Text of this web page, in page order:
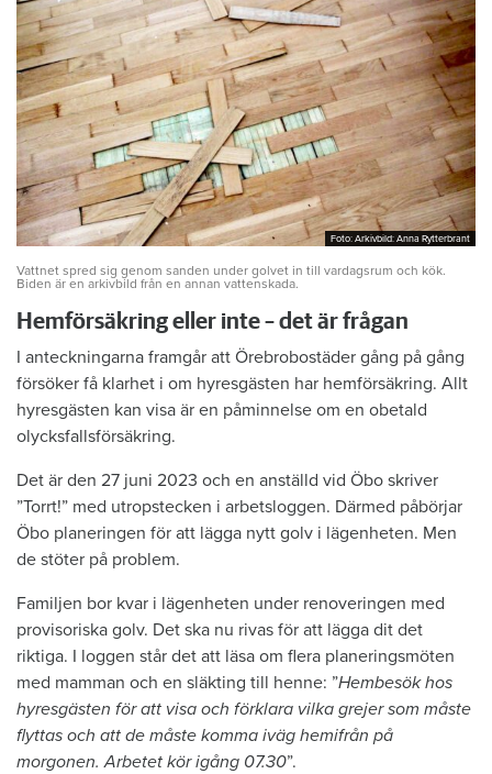
Foto: Arkivbild: Anna Rytterbrant
Foto: Arkivbild: Anna Rytterbrant
Vattnet spred sig genom sanden under golvet in till vardagsrum och kök.
Biden är en arkivbild från en annan vattenskada.
Hemförsäkring eller inte – det är frågan
I anteckningarna framgår att Örebrobostäder gång på gång
försöker få klarhet i om hyresgästen har hemförsäkring. Allt
hyresgästen kan visa är en påminnelse om en obetald
olycksfallsförsäkring.
Det är den 27 juni 2023 och en anställd vid Öbo skriver
”Torrt!” med utropstecken i arbetsloggen. Därmed påbörjar
Öbo planeringen för att lägga nytt golv i lägenheten. Men
de stöter på problem.
Familjen bor kvar i lägenheten under renoveringen med
provisoriska golv. Det ska nu rivas för att lägga dit det
riktiga. I loggen står det att läsa om flera planeringsmöten
med mamman och en släkting till henne: ”Hembesök hos
hyresgästen för att visa och förklara vilka grejer som måste
flyttas och att de måste komma iväg hemifrån på
morgonen. Arbetet kör igång 07.30”.